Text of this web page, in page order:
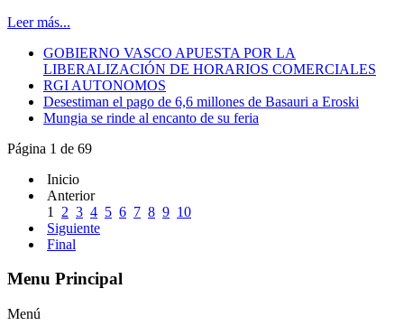
Leer más...
GOBIERNO VASCO APUESTA POR LA
LIBERALIZACIÓN DE HORARIOS COMERCIALES
RGI AUTONOMOS
Desestiman el pago de 6,6 millones de Basauri a Eroski
Mungia se rinde al encanto de su feria
Página 1 de 69
Inicio
Anterior
1
2 3 4 5 6 7 8 9 10
Siguiente
Final
Menu Principal
Menú